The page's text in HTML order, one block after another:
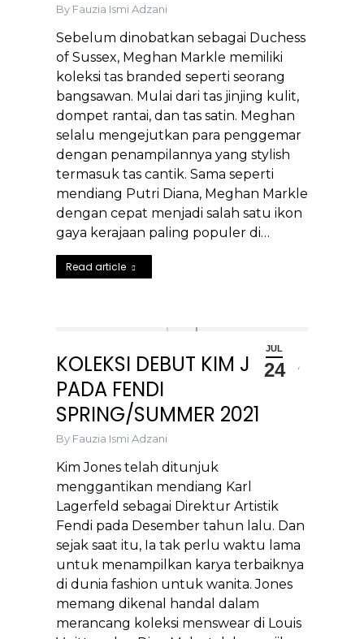
By Fauzia Ismi Adzani
Sebelum dinobatkan sebagai Duchess
of Sussex, Meghan Markle memiliki
koleksi tas branded seperti seorang
bangsawan. Mulai dari tas jinjing kulit,
dompet rantai, dan tas satin. Meghan
selalu mengejutkan para penggemar
dengan penampilannya yang stylish
termasuk tas cantik. Sama seperti
mendiang Putri Diana, Meghan Markle
dengan cepat menjadi salah satu ikon
gaya kerajaan paling populer di…
Read article
JUL
24
KOLEKSI DEBUT KIM JONES
PADA FENDI
SPRING/SUMMER 2021
By Fauzia Ismi Adzani
Kim Jones telah ditunjuk
menggantikan mendiang Karl
Lagerfeld sebagai Direktur Artistik
Fendi pada Desember tahun lalu. Dan
sejak saat itu, Ia tak perlu waktu lama
untuk menampilkan karya terbaiknya
di dunia fashion untuk wanita. Jones
memang dikenal handal dalam
merancang koleksi menswear di Louis